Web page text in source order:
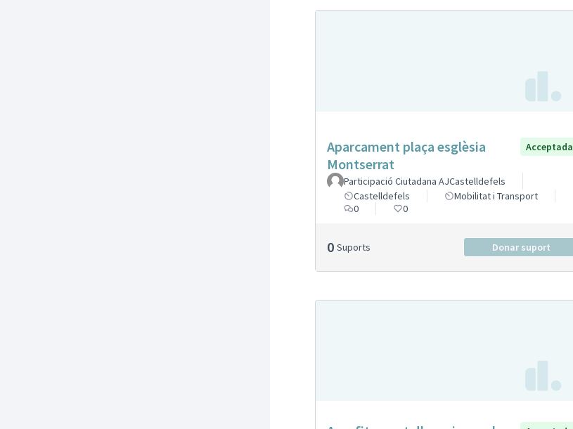
Aparcament plaça esglèsia
Montserrat
Acceptada
Participació Ciutadana AJCastelldefels
Castelldefels
Mobilitat i Transport
0
0
0 Suports Donar suport